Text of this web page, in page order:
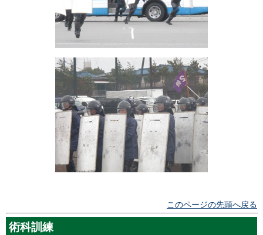
このページの先頭へ戻る
術科訓練